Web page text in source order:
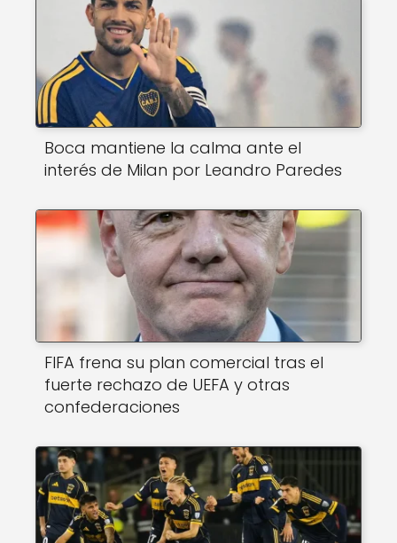
Boca mantiene la calma ante el
interés de Milan por Leandro Paredes
FIFA frena su plan comercial tras el
fuerte rechazo de UEFA y otras
confederaciones